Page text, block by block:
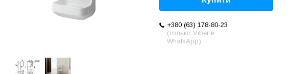
+380 (63) 178-80-23
(только Viber и
WhatsApp)